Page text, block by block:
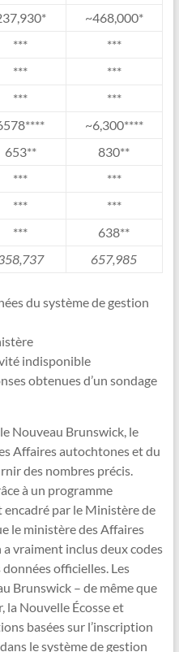
~468,000*
***
***
***
***
***
***
~6,300****
653**
830**
***
***
***
***
***
638**
657,985
du système de gestion
indisponible
obtenues d’un sondage
Nouveau Brunswick, le
Affaires autochtones et du
des nombres précis.
à un programme
encadré par le Ministère de
le ministère des Affaires
vraiment inclus deux codes
officielles. Les
Brunswick – de même que
Nouvelle Écosse et
basées sur l’inscription
le système de gestion